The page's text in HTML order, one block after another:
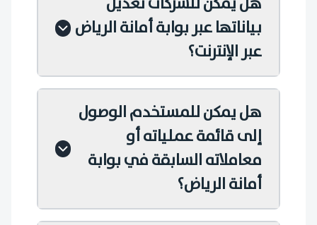
بياناتها عبر بوابة أمانة الرياض
عبر الإنترنت؟
هل يمكن للمستخدم الوصول
إلى قائمة عملياته أو
معاملاته السابقة في بوابة
أمانة الرياض؟